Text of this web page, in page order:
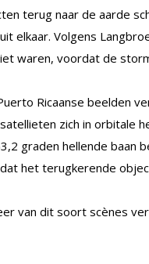
terug naar de aarde
elkaar. Volgens
waren, voordat de
Ricaanse beelden
zich in orbitale
graden hellende baan
het terugkerende
van dit soort scènes